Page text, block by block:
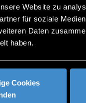
Website zu
für soziale
Daten
haben.
Cookies
im Rahmen
Ende Januar.